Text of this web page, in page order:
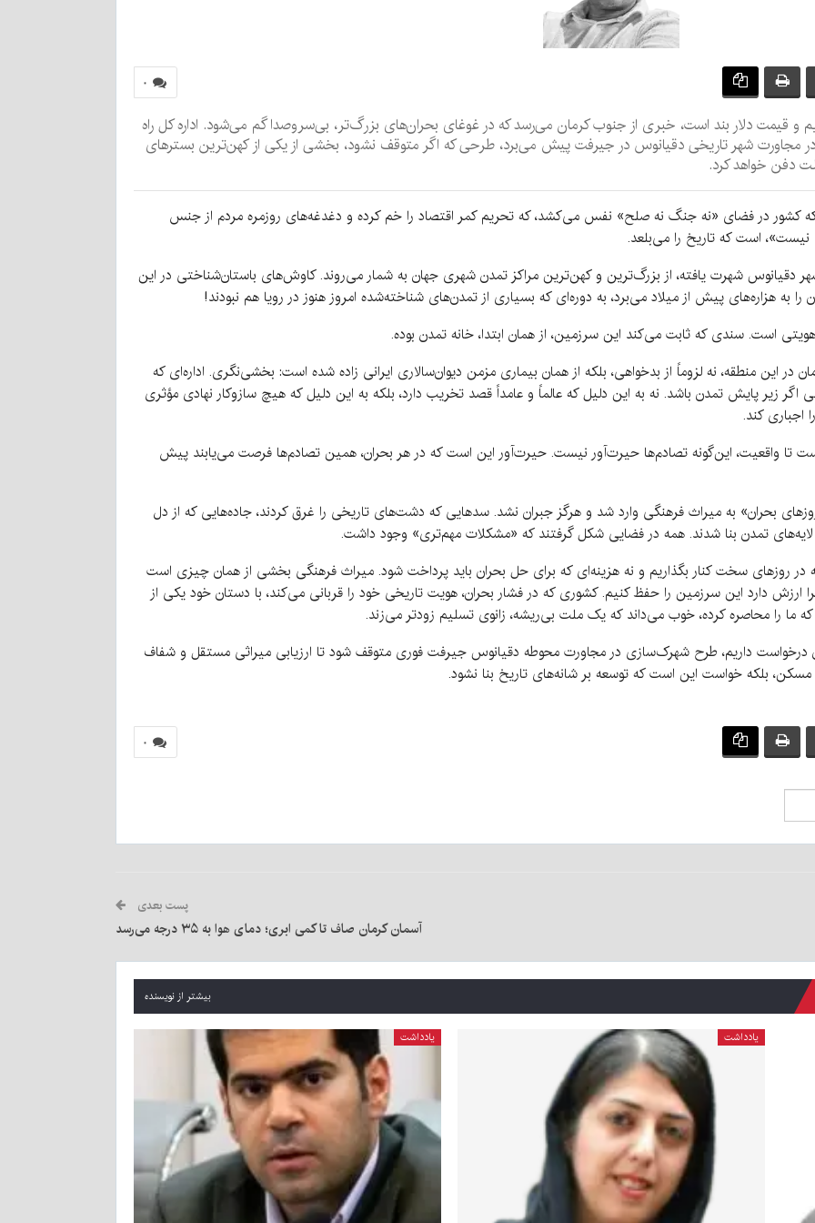
۰
و قیمت دلار بند است، خبری از جنوب کرمان می‌رسد که در غوغای بحران‌های بزرگ‌تر، بی‌سروصدا گم می‌شود. اداره کل راه
شهر تاریخی دقیانوس در جیرفت پیش می‌برد، طرحی که اگر متوقف نشود، بخشی از یکی از کهن‌ترین بسترهای
دفن خواهد کرد.
کشور در فضای «نه جنگ نه صلح» نفس می‌کشد، که تحریم کمر اقتصاد را خم کرده و دغدغه‌های روزمره مردم از جنس
است که تاریخ را می‌بلعد.
دقیانوس شهرت یافته، از بزرگ‌ترین و کهن‌ترین مراکز تمدن شهری جهان به شمار می‌روند. کاوش‌های باستان‌شناختی در این
را به هزاره‌های پیش از میلاد می‌برد، به دوره‌ای که بسیاری از تمدن‌های شناخته‌شده امروز هنوز در رویا هم نبودند!
است. سندی که ثابت می‌کند این سرزمین، از همان ابتدا، خانه تمدن بوده.
این منطقه، نه لزوماً از بدخواهی، بلکه از همان بیماری مزمن دیوان‌سالاری ایرانی زاده شده است: بخشی‌نگری. اداره‌ای که
پایش تمدن باشد. نه به این دلیل که عالماً و عامداً قصد تخریب دارد، بلکه به این دلیل که هیچ سازوکار نهادی مؤثری
اجباری کند.
تا واقعیت، این‌گونه تصادم‌ها حیرت‌آور نیست. حیرت‌آور این است که در هر بحران، همین تصادم‌ها فرصت می‌یابند پیش
بحران» به میراث فرهنگی وارد شد و هرگز جبران نشد. سدهایی که دشت‌های تاریخی را غرق کردند، جاده‌هایی که از دل
تمدن بنا شدند. همه در فضایی شکل گرفتند که «مشکلات مهم‌تری» وجود داشت.
در روزهای سخت کنار بگذاریم و نه هزینه‌ای که برای حل بحران باید پرداخت شود. میراث فرهنگی بخشی از همان چیزی است
ارزش دارد این سرزمین را حفظ کنیم. کشوری که در فشار بحران، هویت تاریخی خود را قربانی می‌کند، با دستان خود یکی از
ما را محاصره کرده، خوب می‌داند که یک ملت بی‌ریشه، زانوی تسلیم زودتر می‌زند.
درخواست داریم، طرح شهرک‌سازی در مجاورت محوطه دقیانوس جیرفت فوری متوقف شود تا ارزیابی میراثی مستقل و شفاف
بلکه خواست این است که توسعه بر شانه‌های تاریخ بنا نشود.
۰
پست بعدی
آسمان کرمان صاف تا کمی ابری؛ دمای هوا به ۳۵ درجه می‌رسد
بیشتر از نویسنده
یادداشت یادداشت